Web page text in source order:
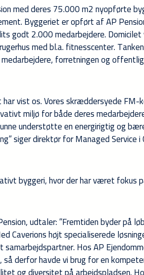
med deres 75.000 m2 nyopførte
Byggeriet er opført af AP
godt 2.000 medarbejdere.
med bl.a. fitnesscenter.
forretningen og
vist os. Vores skræddersyede FM-
miljø for både deres
understøtte en energirigtig og
siger direktør for Managed Service i
byggeri, hvor der har været fokus
udtaler: ”Fremtiden byder på
Caverions højt specialiserede
Hos AP
derfor havde vi brug for en